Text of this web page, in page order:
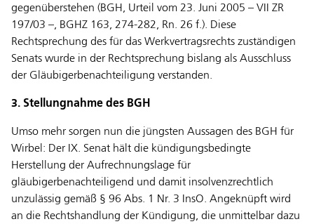
gegenüberstehen (BGH, Urteil vom 23. Juni 2005 – VII ZR
197/03 –, BGHZ 163, 274-282, Rn. 26 f.). Diese
Rechtsprechung des für das Werkvertragsrechts zuständigen
Senats wurde in der Rechtsprechung bislang als Ausschluss
der Gläubigerbenachteiligung verstanden.
3. Stellungnahme des BGH
Umso mehr sorgen nun die jüngsten Aussagen des BGH für
Wirbel: Der IX. Senat hält die kündigungsbedingte
Herstellung der Aufrechnungslage für
gläubigerbenachteiligend und damit insolvenzrechtlich
unzulässig gemäß § 96 Abs. 1 Nr. 3 InsO. Angeknüpft wird
an die Rechtshandlung der Kündigung, die unmittelbar dazu